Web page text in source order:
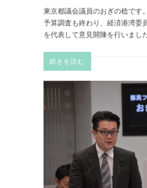
東京都議会議員のおぎの稔です
予算調査も終わり、経済港湾委
を代表して意見開陳を行いまし
続きを読む